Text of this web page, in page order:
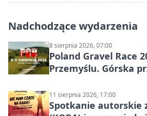
Nadchodzące wydarzenia
8 sierpnia 2026, 07:00
Poland Gravel Race
Przemyślu. Górska
11 sierpnia 2026, 17:00
Spotkanie autorskie